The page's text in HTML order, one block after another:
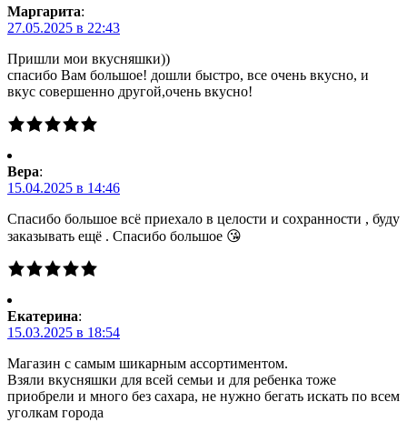
Маргарита:
27.05.2025 в 22:43
Пришли мои вкусняшки))
спасибо Вам большое! дошли быстро, все очень вкусно, и
вкус совершенно другой,очень вкусно!
Вера:
15.04.2025 в 14:46
Спасибо большое всё приехало в целости и сохранности , буду
заказывать ещё . Спасибо большое 😘
Екатерина:
15.03.2025 в 18:54
Магазин с самым шикарным ассортиментом.
Взяли вкусняшки для всей семьи и для ребенка тоже
приобрели и много без сахара, не нужно бегать искать по всем
уголкам города